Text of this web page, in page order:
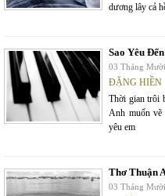
dương lây cả
Sao Yêu
03 Tháng
ĐẶNG HIỀN
Thời gian trôi
Anh muốn vẽ
yêu em
Thơ Thuận
03 Tháng